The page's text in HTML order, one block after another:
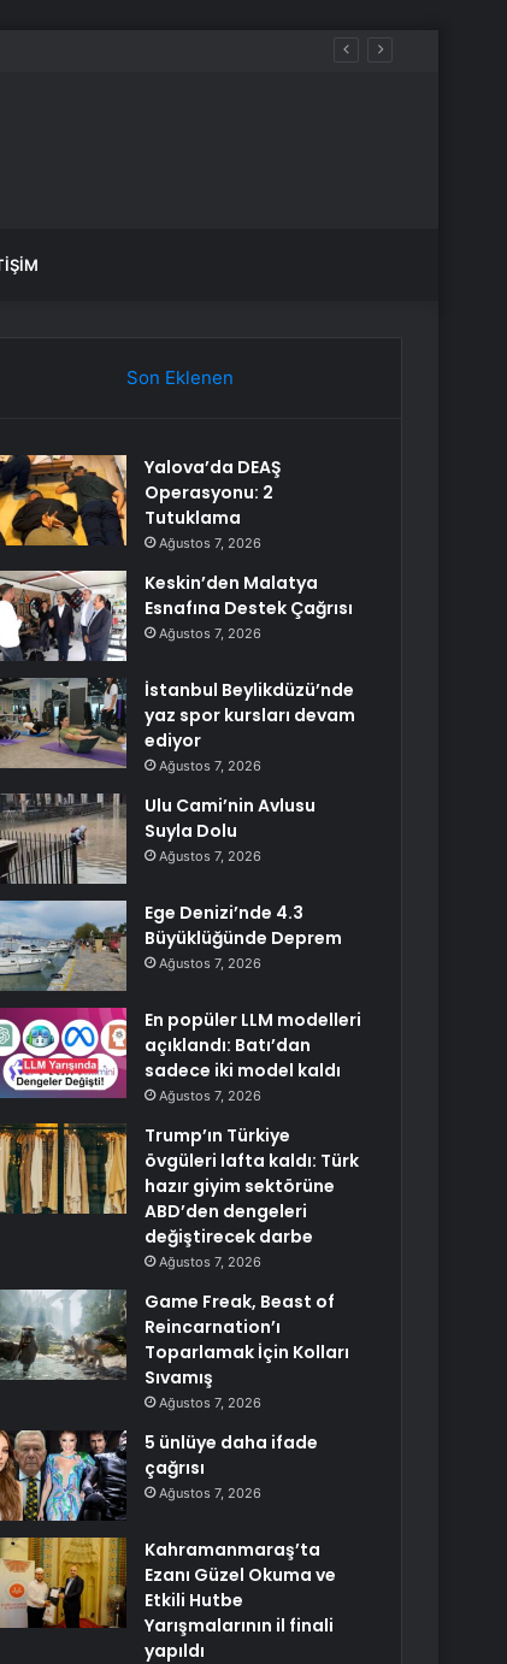
Son Eklenen
Yalova’da DEAŞ
Operasyonu: 2
Tutuklama
Ağustos 7, 2026
Keskin’den Malatya
Esnafına Destek Çağrısı
Ağustos 7, 2026
İstanbul Beylikdüzü’nde
yaz spor kursları devam
ediyor
Ağustos 7, 2026
Ulu Cami’nin Avlusu
Suyla Dolu
Ağustos 7, 2026
Ege Denizi’nde 4.3
Büyüklüğünde Deprem
Ağustos 7, 2026
En popüler LLM modelleri
açıklandı: Batı’dan
sadece iki model kaldı
Ağustos 7, 2026
Trump’ın Türkiye
övgüleri lafta kaldı: Türk
hazır giyim sektörüne
ABD’den dengeleri
değiştirecek darbe
Ağustos 7, 2026
Game Freak, Beast of
Reincarnation’ı
Toparlamak İçin Kolları
Sıvamış
Ağustos 7, 2026
5 ünlüye daha ifade
çağrısı
Ağustos 7, 2026
Kahramanmaraş’ta
Ezanı Güzel Okuma ve
Etkili Hutbe
Yarışmalarının il finali
yapıldı